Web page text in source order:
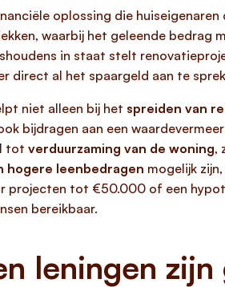
oplossing die
waarbij het geleende
in staat stelt
direct al het spaargeld aan te
niet alleen bij het spreiden van
bijdragen aan een
tot verduurzaming van de woning,
hogere leenbedragen mogelijk
projecten tot €50.000 of een
bereikbaar.
leningen